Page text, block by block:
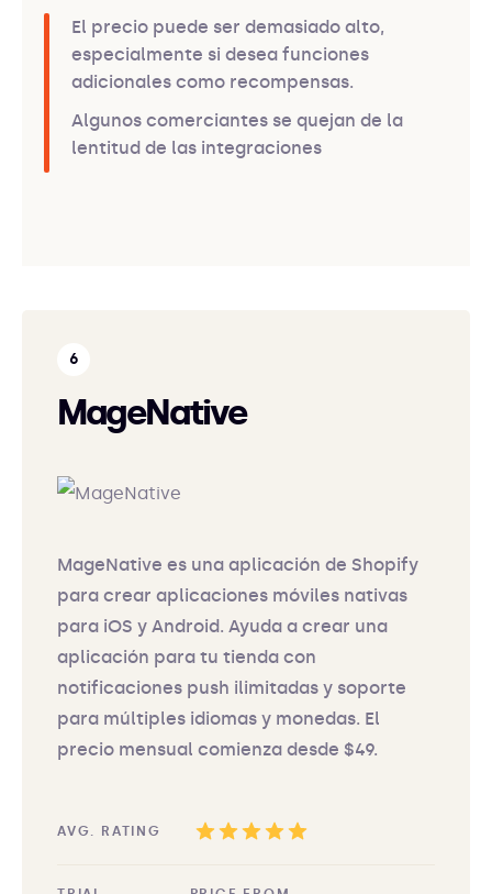
El precio puede ser demasiado alto,
especialmente si desea funciones
adicionales como recompensas.
Algunos comerciantes se quejan de la
lentitud de las integraciones
MageNative
MageNative es una aplicación de Shopify
para crear aplicaciones móviles nativas
para iOS y Android. Ayuda a crear una
aplicación para tu tienda con
notificaciones push ilimitadas y soporte
para múltiples idiomas y monedas. El
precio mensual comienza desde $49.
AVG. RATING